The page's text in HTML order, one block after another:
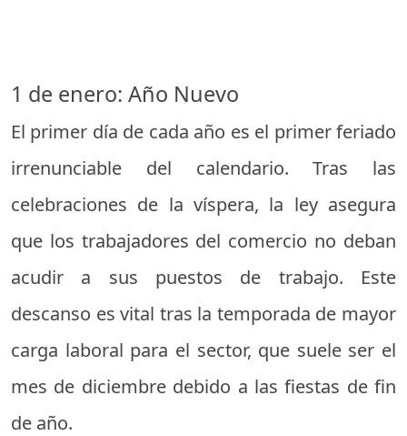
1 de enero: Año Nuevo
El primer día de cada año es el primer feriado
irrenunciable del calendario. Tras las
celebraciones de la víspera, la ley asegura
que los trabajadores del comercio no deban
acudir a sus puestos de trabajo. Este
descanso es vital tras la temporada de mayor
carga laboral para el sector, que suele ser el
mes de diciembre debido a las fiestas de fin
de año.